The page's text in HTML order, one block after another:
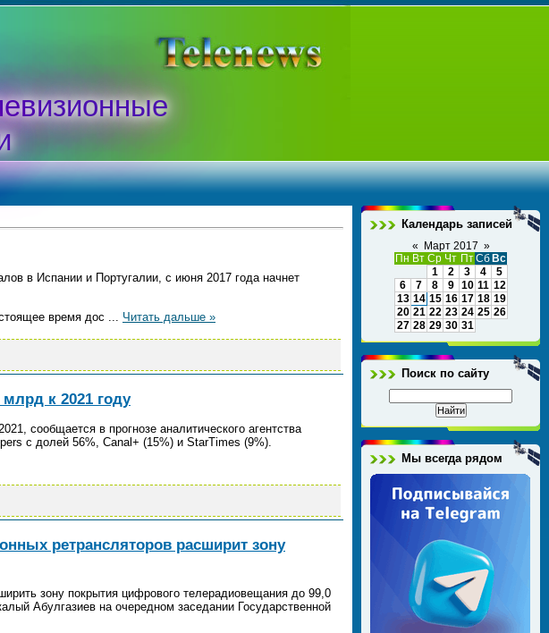
в Испании и Португалии, с июня 2017 года начнет
время дос ... Читать дальше »
к 2021 году
сообщается в прогнозе аналитического агентства
с долей 56%, Canal+ (15%) и StarTimes (9%).
ретрансляторов расширит зону
зону покрытия цифрового телерадиовещания до 99,0
Абулгазиев на очередном заседании Государственной
Календарь записей
« Март 2017 »
Пн Вт Ср Чт ПтСб Вс
1
2 3 4
5
6
7 8 9 10 11 12
13 14 15 16 17 18 19
20 21 22 23 24 25 26
27 28 29 30 31
Поиск по сайту
Мы всегда рядом